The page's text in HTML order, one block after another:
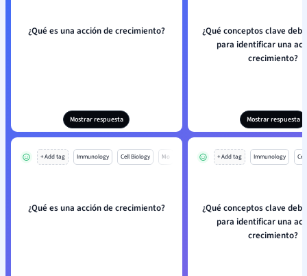
¿Qué es una acción de crecimiento?
Mostrar respuesta
¿Qué conceptos clave
para identificar una
crecimiento?
Mostrar respuesta
+ Add tag Immunology Cell Biology Mo
¿Qué es una acción de crecimiento?
+ Add tag Immunology
¿Qué conceptos clave
para identificar una
crecimiento?